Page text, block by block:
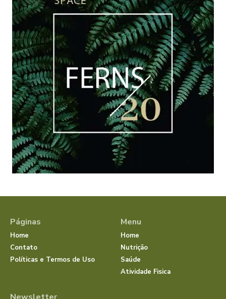
Páginas
Home
Contato
Políticas e Termos de Uso
Menu
Home
Nutrição
Saúde
Atividade Fisica